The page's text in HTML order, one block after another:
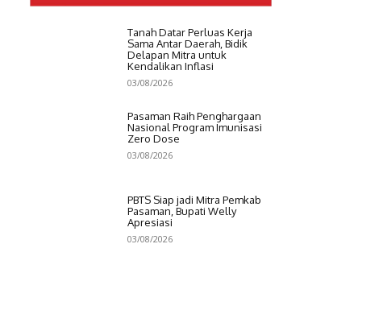
Tanah Datar Perluas Kerja
Sama Antar Daerah, Bidik
Delapan Mitra untuk
Kendalikan Inflasi
03/08/2026
Pasaman Raih Penghargaan
Nasional Program Imunisasi
Zero Dose
03/08/2026
PBTS Siap jadi Mitra Pemkab
Pasaman, Bupati Welly
Apresiasi
03/08/2026